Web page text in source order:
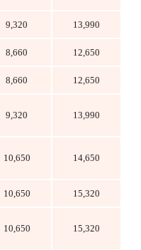
9,320 13,990
8,660 12,650
8,660 12,650
9,320 13,990
10,650 14,650
10,650 15,320
10,650 15,320